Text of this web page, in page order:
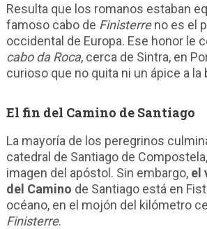
Resulta que los romanos estaban
famoso cabo de Finisterreno es el
occidental de Europa. Ese honor le
cabo da Roca, cerca de Sintra, en
curioso que no quita ni un ápice a la
El fin del Camino de Santiago
La mayoría de los peregrinos
catedral de Santiago de
imagen del apóstol. Sin embargo, el
del Camino de Santiago está en
océano, en el mojón del kilómetro
Finisterre.